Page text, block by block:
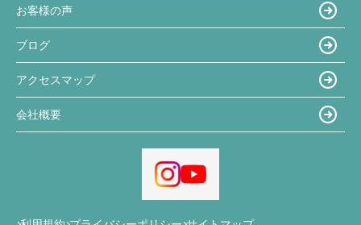
お客様の声
ブログ
アクセスマップ
会社概要